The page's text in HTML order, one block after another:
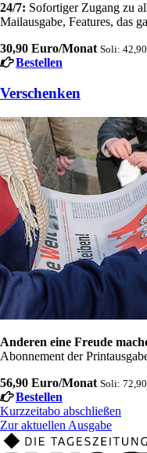
24/7: Sofortiger Zugang zu
Mailausgabe, Features, das
30,90 Euro/Monat Soli:
Bestellen
Verschenken
Anderen eine Freude
Abonnement der
56,90 Euro/Monat Soli:
Bestellen
Kurzzeitabo abschließen
Zur aktuellen Ausgabe